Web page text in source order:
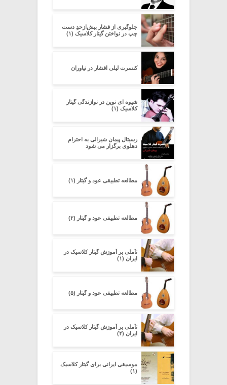
جلوگیری از فشار بیش‌از‌حدِ دست
چپ در نواختن گیتار کلاسیک (۱)
کنسرت لیلی افشار در نیاوران
شیوه ای نوین در نوازندگی گیتار
کلاسیک (۱)
رسیتال پیمان شیرالی به احترام
دهلوی برگزار می شود
مطالعه تطبیقی عود و گیتار (۱)
مطالعه تطبیقی عود و گیتار (۲)
تأملی بر آموزش گیتار کلاسیک در
ایران (۱)
مطالعه تطبیقی عود و گیتار (۵)
تأملی بر آموزش گیتار کلاسیک در
ایران (۴)
موسیقی ایرانی برای گیتار کلاسیک
(۱)